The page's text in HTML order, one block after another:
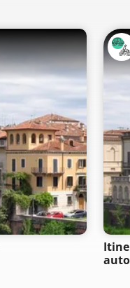
auto